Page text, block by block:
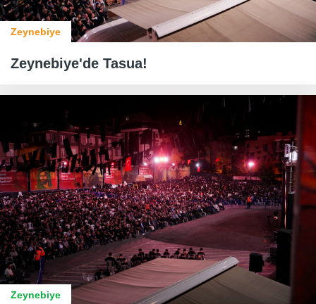
Zeynebiye
Zeynebiye'de Tasua!
Zeynebiye